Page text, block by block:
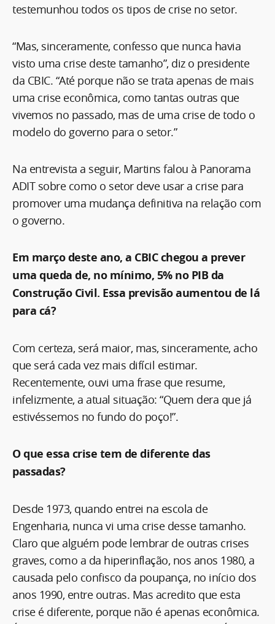
testemunhou todos os tipos de crise no setor.
“Mas, sinceramente, confesso que nunca havia
visto uma crise deste tamanho”, diz o presidente
da CBIC. “Até porque não se trata apenas de mais
uma crise econômica, como tantas outras que
vivemos no passado, mas de uma crise de todo o
modelo do governo para o setor.”
Na entrevista a seguir, Martins falou à Panorama
ADIT sobre como o setor deve usar a crise para
promover uma mudança definitiva na relação com
o governo.
Em março deste ano, a CBIC chegou a prever
uma queda de, no mínimo, 5% no PIB da
Construção Civil. Essa previsão aumentou de lá
para cá?
Com certeza, será maior, mas, sinceramente, acho
que será cada vez mais difícil estimar.
Recentemente, ouvi uma frase que resume,
infelizmente, a atual situação: “Quem dera que já
estivéssemos no fundo do poço!”.
O que essa crise tem de diferente das
passadas?
Desde 1973, quando entrei na escola de
Engenharia, nunca vi uma crise desse tamanho.
Claro que alguém pode lembrar de outras crises
graves, como a da hiperinflação, nos anos 1980, a
causada pelo confisco da poupança, no início dos
anos 1990, entre outras. Mas acredito que esta
crise é diferente, porque não é apenas econômica.